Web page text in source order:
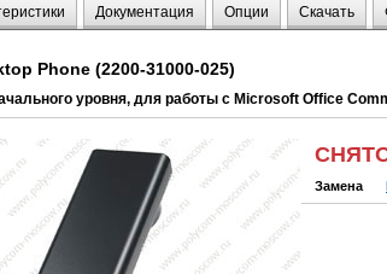
Документация Опции Скачать
Phone (2200-31000-025)
уровня, для работы с Microsoft Office
Замена